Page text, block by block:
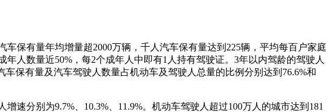
有量年均增量超2000万辆，千人汽车保有量达到225辆，平均每百户家庭
人数量近50%，每2个成年人中即有1人持有驾驶证。3年以内驾龄的驾驶人
保有量及汽车驾驶人数量占机动车及驾驶人总量的比例分别达到76.6%和
分别为9.7%、10.3%、11.9%。机动车驾驶人超过100万人的城市达到181